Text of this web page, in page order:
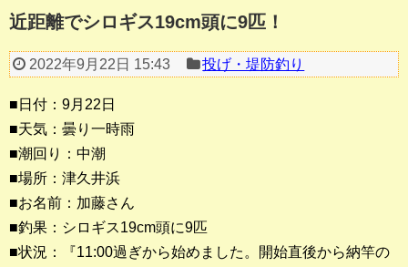
近距離でシロギス19cm頭に9匹！
2022年9月22日 15:43 投げ・堤防釣り
■日付：9月22日
■天気：曇り一時雨
■潮回り：中潮
■場所：津久井浜
■お名前：加藤さん
■釣果：シロギス19cm頭に9匹
■状況：『11:00過ぎから始めました。開始直後から納竿の
陸っぱりルアー
船・ボート釣り
その他の釣り
釣果ランキング
2023年 クロダイ部門